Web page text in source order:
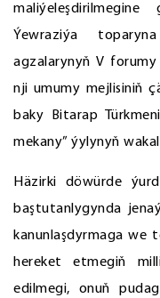
Ýewraziýa
agzalarynyň V
nji umumy mejlisiniň
baky Bitarap
mekany” ýylynyň
Häzirki döwürde
baştutanlygynda
kanunlaşdyrmaga we
hereket etmegiň
edilmegi, onuň